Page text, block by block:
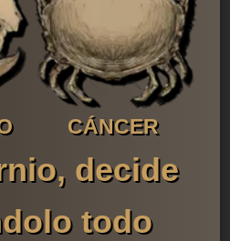
CÁNCER
decide
todo